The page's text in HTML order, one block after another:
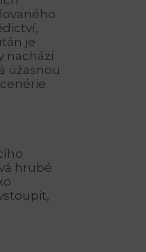
je
nachází
úžasnou
hrubé